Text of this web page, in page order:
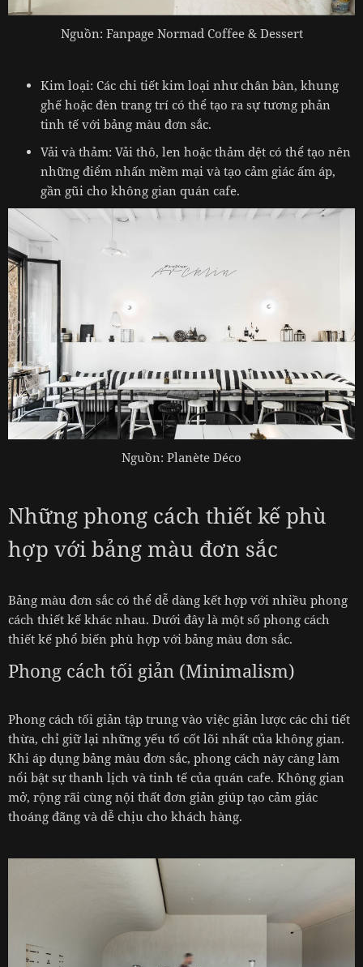
Nguồn: Fanpage Normad Coffee & Dessert
Kim loại: Các chi tiết kim loại như chân bàn, khung
ghế hoặc đèn trang trí có thể tạo ra sự tương phản
tinh tế với bảng màu đơn sắc.
Vải và thảm: Vải thô, len hoặc thảm dệt có thể tạo nên
những điểm nhấn mềm mại và tạo cảm giác ấm áp,
gần gũi cho không gian quán cafe.
Nguồn: Planète Déco
Những phong cách thiết kế phù
hợp với bảng màu đơn sắc
Bảng màu đơn sắc có thể dễ dàng kết hợp với nhiều phong
cách thiết kế khác nhau. Dưới đây là một số phong cách
thiết kế phổ biến phù hợp với bảng màu đơn sắc.
Phong cách tối giản (Minimalism)
Phong cách tối giản tập trung vào việc giản lược các chi tiết
thừa, chỉ giữ lại những yếu tố cốt lõi nhất của không gian.
Khi áp dụng bảng màu đơn sắc, phong cách này càng làm
nổi bật sự thanh lịch và tinh tế của quán cafe. Không gian
mở, rộng rãi cùng nội thất đơn giản giúp tạo cảm giác
thoáng đãng và dễ chịu cho khách hàng.